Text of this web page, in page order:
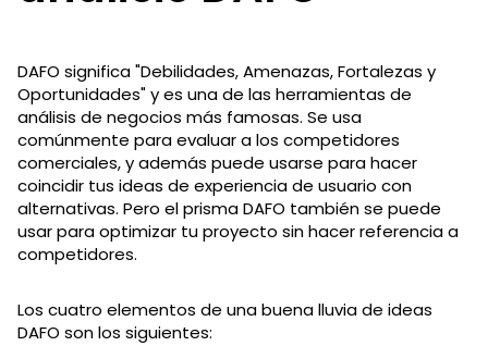
DAFO significa "Debilidades, Amenazas, Fortalezas y
Oportunidades" y es una de las herramientas de
análisis de negocios más famosas. Se usa
comúnmente para evaluar a los competidores
comerciales, y además puede usarse para hacer
coincidir tus ideas de experiencia de usuario con
alternativas. Pero el prisma DAFO también se puede
usar para optimizar tu proyecto sin hacer referencia a
competidores.
Los cuatro elementos de una buena lluvia de ideas
DAFO son los siguientes: